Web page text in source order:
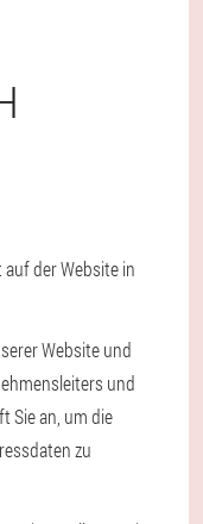
der Website in
Website und
und
Sie an, um die
zu